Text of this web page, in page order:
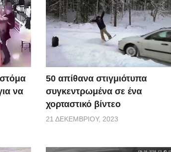
να
50 απίθανα στιγμιότυπα
συγκεντρωμένα σε ένα
χορταστικό βίντεο
21 ΔΕΚΕΜΒΡΊΟΥ, 2023